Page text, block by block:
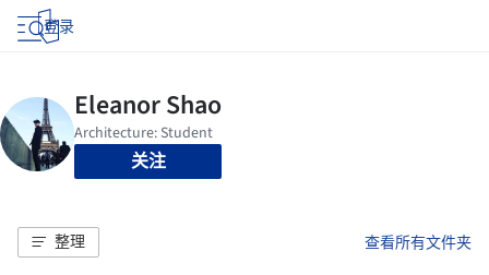
登录
关注
整理 查看所有文件夹